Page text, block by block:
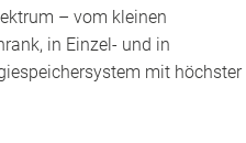
– vom kleinen
in Einzel- und in
mit höchster